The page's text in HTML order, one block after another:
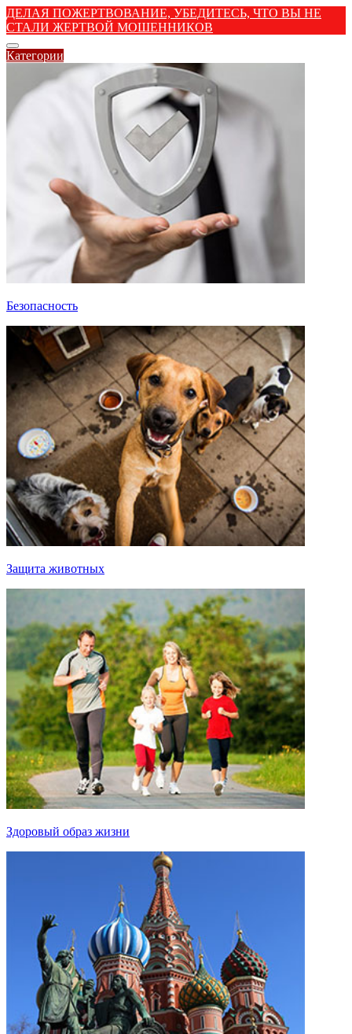
ДЕЛАЯ ПОЖЕРТВОВАНИЕ, УБЕДИТЕСЬ, ЧТО ВЫ НЕ
СТАЛИ ЖЕРТВОЙ МОШЕННИКОВ
Категории
Безопасность
Защита животных
Здоровый образ жизни